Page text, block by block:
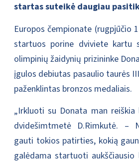
startas suteikė daugiau
Europos čempionate (rugpjūčio
startuos porine dviviete kartu
olimpinių žaidynių prizininke
įgulos debiutas pasaulio taurės
paženklintas bronzos medaliais.
„Irkluoti su Donata man
dvidešimtmetė D.Rimkutė. –
gauti tokios patirties, kokią
galėdama startuoti aukščiausio